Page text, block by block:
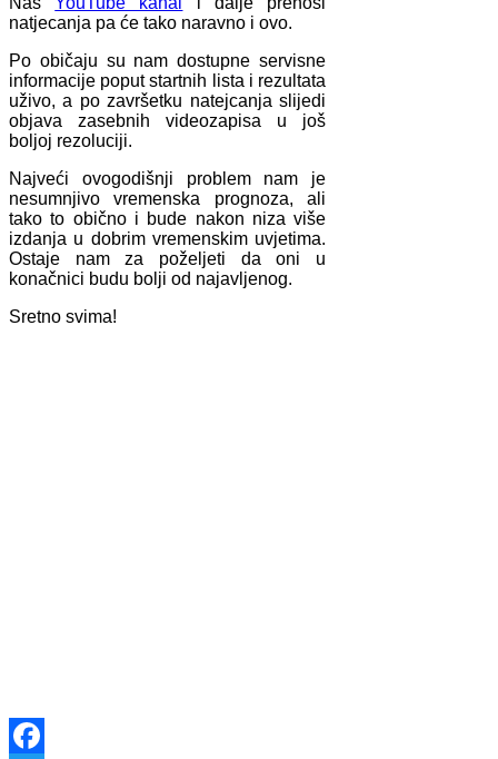
natjecanja pa će tako naravno i ovo.
Po običaju su nam dostupne servisne
informacije poput startnih lista i rezultata
uživo, a po završetku natejcanja slijedi
objava zasebnih videozapisa u još
boljoj rezoluciji.
Najveći ovogodišnji problem nam je
nesumnjivo vremenska prognoza, ali
tako to obično i bude nakon niza više
izdanja u dobrim vremenskim uvjetima.
Ostaje nam za poželjeti da oni u
konačnici budu bolji od najavljenog.
Sretno svima!